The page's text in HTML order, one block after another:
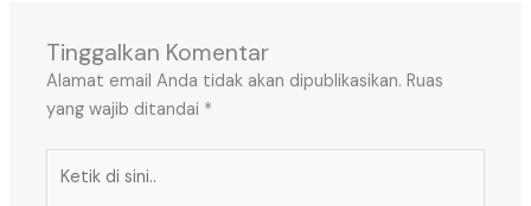
Tinggalkan Komentar
Alamat email Anda tidak akan dipublikasikan. Ruas
yang wajib ditandai *